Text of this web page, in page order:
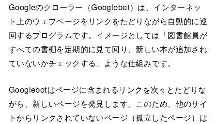
Googleのクローラー（Googlebot）は、インターネッ
ト上のウェブページをリンクをたどりながら自動的に巡
回するプログラムです。イメージとしては「図書館員が
すべての書棚を定期的に見て回り、新しい本が追加され
ていないかチェックする」ような仕組みです。
Googlebotはページに含まれるリンクを次々とたどりな
がら、新しいページを発見します。このため、他のサイ
トからリンクされていないページ（孤立したページ）は